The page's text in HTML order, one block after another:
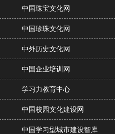
中国珠宝文化网
中国珍珠文化网
中外历史文化网
中国企业培训网
学习力教育中心
中国校园文化建设网
中国学习型城市建设智库